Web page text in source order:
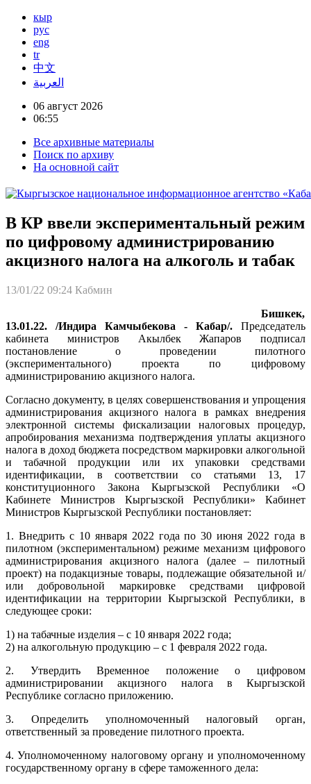
кыр
рус
eng
tr
中文
العربية
06 август 2026
06:55
Все архивные материалы
Поиск по архиву
На основной сайт
В КР ввели экспериментальный режим
по цифровому администрированию
акцизного налога на алкоголь и табак
13/01/22 09:24 Кабмин
Бишкек,
13.01.22. /Индира Камчыбекова - Кабар/. Председатель
кабинета министров Акылбек Жапаров подписал
постановление о проведении пилотного
(экспериментального) проекта по цифровому
администрированию акцизного налога.
Согласно документу, в целях совершенствования и упрощения
администрирования акцизного налога в рамках внедрения
электронной системы фискализации налоговых процедур,
апробирования механизма подтверждения уплаты акцизного
налога в доход бюджета посредством маркировки алкогольной
и табачной продукции или их упаковки средствами
идентификации, в соответствии со статьями 13, 17
конституционного Закона Кыргызской Республики «О
Кабинете Министров Кыргызской Республики» Кабинет
Министров Кыргызской Республики постановляет:
1. Внедрить с 10 января 2022 года по 30 июня 2022 года в
пилотном (экспериментальном) режиме механизм цифрового
администрирования акцизного налога (далее – пилотный
проект) на подакцизные товары, подлежащие обязательной и/
или добровольной маркировке средствами цифровой
идентификации на территории Кыргызской Республики, в
следующее сроки:
1) на табачные изделия – с 10 января 2022 года;
2) на алкогольную продукцию – с 1 февраля 2022 года.
2. Утвердить Временное положение о цифровом
администрировании акцизного налога в Кыргызской
Республике согласно приложению.
3. Определить уполномоченный налоговый орган,
ответственный за проведение пилотного проекта.
4. Уполномоченному налоговому органу и уполномоченному
государственному органу в сфере таможенного дела: